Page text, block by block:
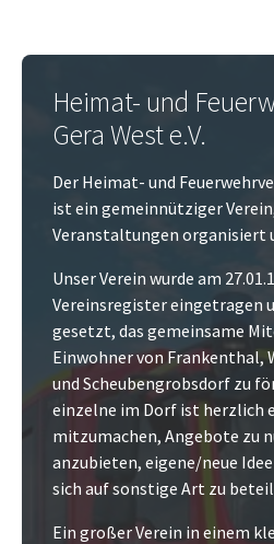
Heimat- und
Gera West e.V.
Der Heimat- und
ist ein gemeinnütziger
Veranstaltungen organisiert
Unser Verein wurde am
Vereinsregister eingetragen
gesetzt, das gemeinsame
Einwohner von Frankenthal,
und Scheubengrobsdorf zu
einzelne im Dorf ist herzlich
mitzumachen, Angebote zu
anzubieten, eigene/neue
sich auf sonstige Art zu
Ein großer Verein in einem